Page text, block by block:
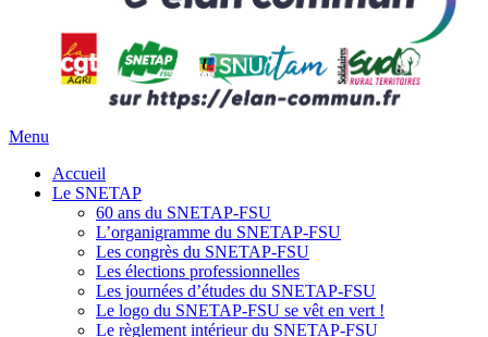
Menu
Accueil
Le SNETAP
60 ans du SNETAP-FSU
L’organigramme du SNETAP-FSU
Les congrès du SNETAP-FSU
Les élections professionnelles
Les journées d’études du SNETAP-FSU
Le logo du SNETAP-FSU se vêt en vert !
Le règlement intérieur du SNETAP-FSU